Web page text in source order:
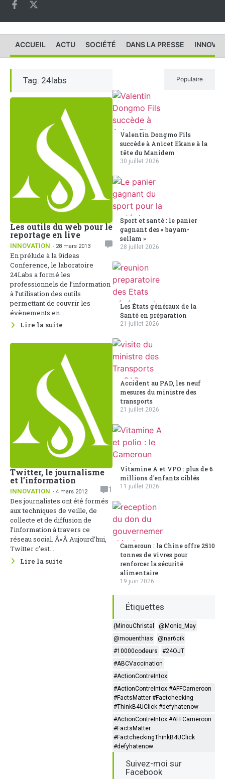
ACCUEIL ACTU SOCIÉTÉ DANS LA PRESSE
Tag: 24labs
Les outils du web pour le
reportage en live
INNOVATION - 28 mars 2013
En prélude à la 9ideas
Conference, le laboratoire
24Labs a formé les
professionnels de l’information
à l’utilisation des outils
permettant de couvrir les
évènements en...
Lire la suite
Twitter, le journalisme
et l’information
INNOVATION - 4 mars 2012
1
Des journalistes ont été formés
aux techniques de veille, de
collecte et de diffusion de
l’information à travers ce
réseau social. Â«Â Aujourd’hui,
Twitter c’est...
Lire la suite
Populaire
Valentin Dongmo Fils
succède à Anicet Ekane à la
tête du Manidem
30 juillet 2026
Sport et santé : le panier
gagnant des « bayam-
sellam »
28 juillet 2026
Les États généraux de la
Santé en préparation
21 juillet 2026
Accident au PAD, les neuf
mesures du ministre des
transports
21 juillet 2026
Vitamine A et VPO : plus de 6
millions d'enfants ciblés
11 juillet 2026
Cameroun : la Chine offre 2510
tonnes de vivres pour
renforcer la sécurité
alimentaire
19 juin 2026
Étiquettes
{MinouChristal
@Moniq_May
@mouenthias
@nar6cik
#10000codeurs
#24OJT
#ABCVaccination
#ActionContreIntox
#ActionContreIntox #AFFCameroon
#FactsMatter #Factchecking
#ThinkB4UClick #defyhatenow
#ActionContreIntox #AFFCameroon
#FactsMatter
#FactcheckingThinkB4UClick
#defyhatenow
Suivez-moi sur
Facebook